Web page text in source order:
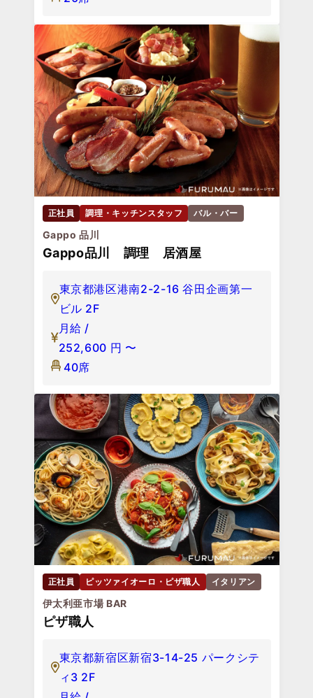
正社員 調理・キッチンスタッフ バル・バー
Gappo 品川
Gappo品川 調理 居酒屋
東京都港区港南2-2-16 谷田企画第一
ビル 2F
月給 /
252,600 円 〜
40席
正社員 ピッツァイオーロ・ピザ職人 イタリアン
伊太利亜市場 BAR
ピザ職人
東京都新宿区新宿3-14-25 パークシテ
ィ3 2F